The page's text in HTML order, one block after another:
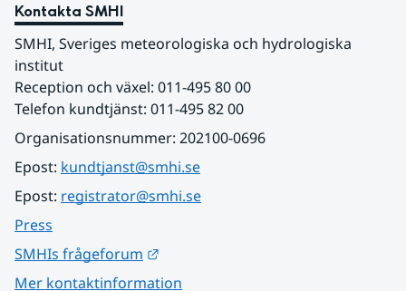
Kontakta SMHI
SMHI, Sveriges meteorologiska och hydrologiska
institut
Reception och växel: 011-495 80 00
Telefon kundtjänst: 011-495 82 00
Organisationsnummer: 202100-0696
Epost: kundtjanst@smhi.se
Epost: registrator@smhi.se
Press
SMHIs frågeforum
Mer kontaktinformation